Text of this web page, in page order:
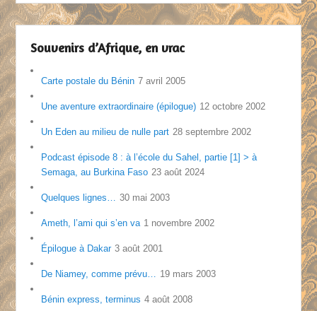
Souvenirs d’Afrique, en vrac
Carte postale du Bénin 7 avril 2005
Une aventure extraordinaire (épilogue) 12 octobre 2002
Un Eden au milieu de nulle part 28 septembre 2002
Podcast épisode 8 : à l’école du Sahel, partie [1] > à
Semaga, au Burkina Faso 23 août 2024
Quelques lignes… 30 mai 2003
Ameth, l’ami qui s’en va 1 novembre 2002
Épilogue à Dakar 3 août 2001
De Niamey, comme prévu… 19 mars 2003
Bénin express, terminus 4 août 2008